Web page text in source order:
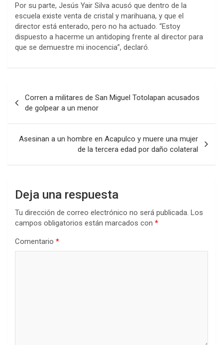
Por su parte, Jesús Yair Silva acusó que dentro de la
escuela existe venta de cristal y marihuana, y que el
director está enterado, pero no ha actuado. “Estoy
dispuesto a hacerme un antidoping frente al director para
que se demuestre mi inocencia”, declaró.
de
entradas
Corren a militares de San Miguel Totolapan acusados
de golpear a un menor
Asesinan a un hombre en Acapulco y muere una mujer
de la tercera edad por daño colateral
Deja una respuesta
Tu dirección de correo electrónico no será publicada. Los
campos obligatorios están marcados con *
Comentario *